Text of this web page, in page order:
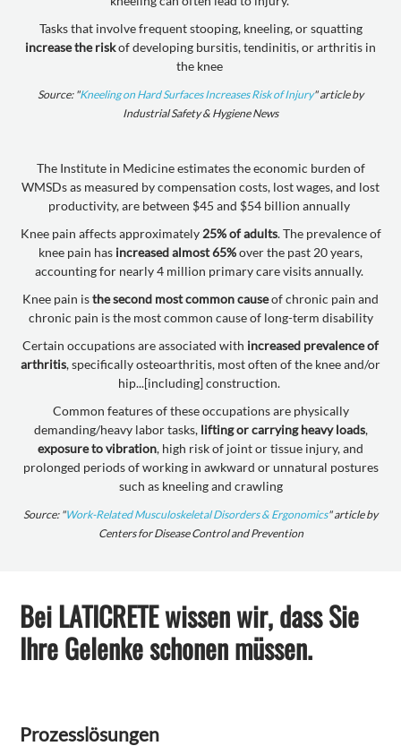
Tasks that involve frequent stooping, kneeling, or squatting
increase the riskof developing bursitis, tendinitis, or arthritis in
the knee
Source: "Kneeling on Hard Surfaces Increases Risk of Injury" article by
Industrial Safety & Hygiene News
The Institute in Medicine estimates the economic burden of
WMSDs as measured by compensation costs, lost wages, and lost
productivity, are between $45 and $54 billion annually
Knee pain affects approximately 25% of adults. The prevalence of
knee pain has increased almost 65%over the past 20 years,
accounting for nearly 4 million primary care visits annually.
Knee pain isthe second most common causeof chronic pain and
chronic pain is the most common cause of long-term disability
Certain occupations are associated with increased prevalence of
arthritis, specifically osteoarthritis, most often of the knee and/or
hip...[including] construction.
Common features of these occupations are physically
demanding/heavy labor tasks, lifting or carrying heavy loads,
exposure to vibration, high risk of joint or tissue injury, and
prolonged periods of working in awkward or unnatural postures
such as kneeling and crawling
Source: "Work-Related Musculoskeletal Disorders & Ergonomics" article by
Centers for Disease Control and Prevention
Bei LATICRETE wissen wir, dass Sie
Ihre Gelenke schonen müssen.
Prozesslösungen